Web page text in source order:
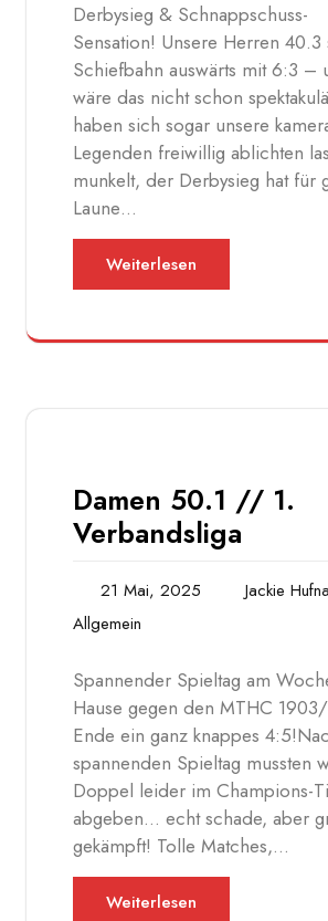
Derbysieg & Schnappschuss-
Sensation! Unsere Herren 40.3
Schiefbahn auswärts mit 6:3 –
wäre das nicht schon
haben sich sogar unsere
Legenden freiwillig ablichten
munkelt, der Derbysieg hat für
Laune…
Weiterlesen
Damen 50.1 // 1.
Verbandsliga
21 Mai, 2025
Jackie
Allgemein
Spannender Spieltag am
Hause gegen den MTHC
Ende ein ganz knappes
spannenden Spieltag mussten
Doppel leider im Champions-
abgeben… echt schade, aber
gekämpft! Tolle Matches,…
Weiterlesen